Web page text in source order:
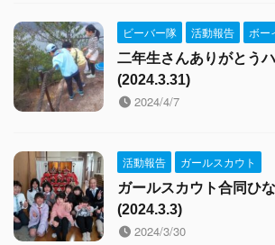
ビーバー隊 活動報告
ボー
二年生さんありがとう
(2024.3.31)
2024/4/7
活動報告
ガールスカウト
ガールスカウト合同ひ
(2024.3.3)
2024/3/30